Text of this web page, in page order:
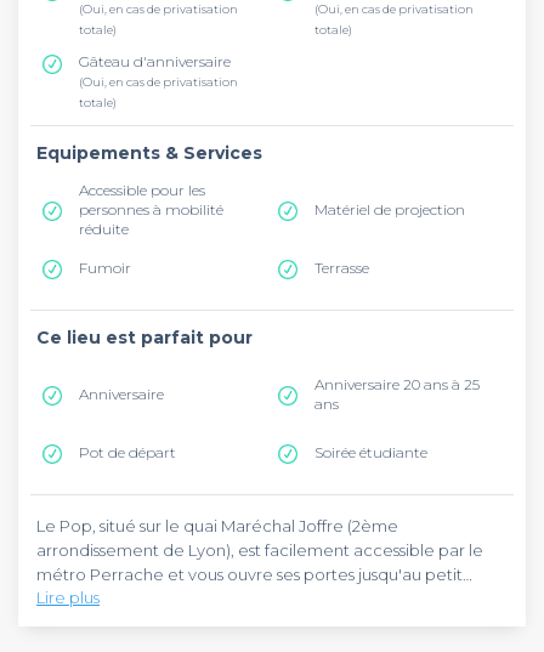
(Oui, en cas de privatisation
totale)
(Oui, en cas de privatisation
totale)
Gâteau d'anniversaire
(Oui, en cas de privatisation
totale)
Equipements & Services
Accessible pour les
personnes à mobilité
réduite
Matériel de projection
Fumoir Terrasse
Ce lieu est parfait pour
Anniversaire
Anniversaire 20 ans à 25
ans
Pot de départ Soirée étudiante
Le Pop, situé sur le quai Maréchal Joffre (2ème
arrondissement de Lyon), est facilement accessible par le
métro Perrache et vous ouvre ses portes jusqu'au petit
matin 7j/7.
En bords de Saône, profitez du charme de cette boîte au
Lire plus